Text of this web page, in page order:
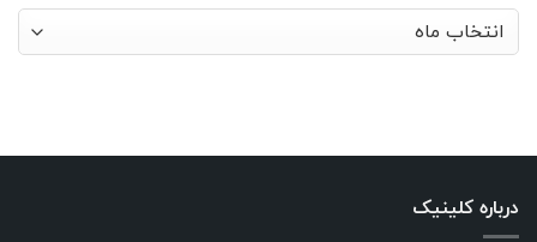
بایگانی‌ها
درباره کلینیک